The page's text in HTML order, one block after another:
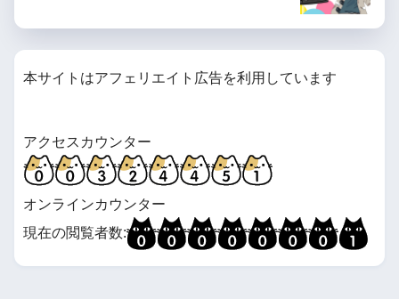
本サイトはアフェリエイト広告を利用しています
アクセスカウンター
オンラインカウンター
現在の閲覧者数: